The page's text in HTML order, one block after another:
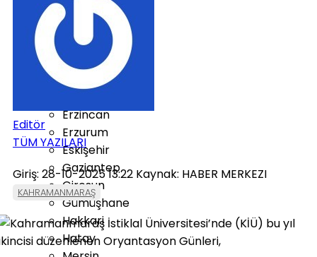
Çorum
Denizli
Diyarbakır
Düzce
Erzincan
Erzurum
Eskişehir
Gaziantep
Giresun
Gümüşhane
Hakkari
Hatay
Editör
TÜM YAZILARI
Giriş: 28-10-2025 13:22 Kaynak: HABER MERKEZI
KAHRAMANMARAŞ